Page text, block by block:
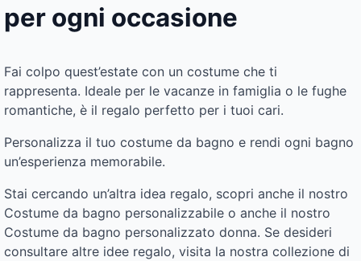
per ogni occasione
Fai colpo quest’estate con un costume che ti
rappresenta. Ideale per le vacanze in famiglia o le fughe
romantiche, è il regalo perfetto per i tuoi cari.
Personalizza il tuo costume da bagno e rendi ogni bagno
un’esperienza memorabile.
Stai cercando un’altra idea regalo, scopri anche il nostro
Costume da bagno personalizzabile o anche il nostro
Costume da bagno personalizzato donna. Se desideri
consultare altre idee regalo, visita la nostra collezione di